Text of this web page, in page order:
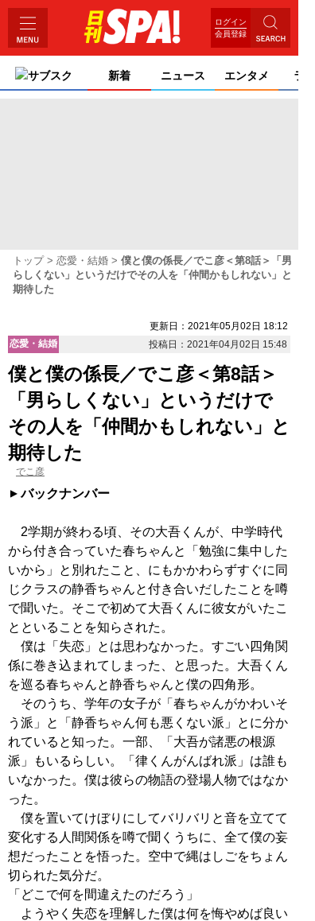
ログイン
会員登録
サブスク 新着 ニュース エンタメ ライ
トップ 恋愛・結婚
僕と僕の係長／でこ彦＜第8話＞「男
らしくない」というだけでその人を「仲間かもしれない」と
期待した
更新日：2021年05月02日 18:12
恋愛・結婚
投稿日：2021年04月02日 15:48
僕と僕の係長／でこ彦＜第8話＞
「男らしくない」というだけで
その人を「仲間かもしれない」と
期待した
でこ彦
バックナンバー
2学期が終わる頃、その大吾くんが、中学時代
から付き合っていた春ちゃんと「勉強に集中した
いから」と別れたこと、にもかかわらずすぐに同
じクラスの静香ちゃんと付き合いだしたことを噂
で聞いた。そこで初めて大吾くんに彼女がいたこ
とといることを知らされた。
僕は「失恋」とは思わなかった。すごい四角関
係に巻き込まれてしまった、と思った。大吾くん
を巡る春ちゃんと静香ちゃんと僕の四角形。
そのうち、学年の女子が「春ちゃんがかわいそ
う派」と「静香ちゃん何も悪くない派」とに分か
れていると知った。一部、「大吾が諸悪の根源
派」もいるらしい。「律くんがんばれ派」は誰も
いなかった。僕は彼らの物語の登場人物ではなか
った。
僕を置いてけぼりにしてバリバリと音を立てて
変化する人間関係を噂で聞くうちに、全て僕の妄
想だったことを悟った。空中で縄はしごをちょん
切られた気分だ。
「どこで何を間違えたのだろう」
ようやく失恋を理解した僕は何を悔やめば良い